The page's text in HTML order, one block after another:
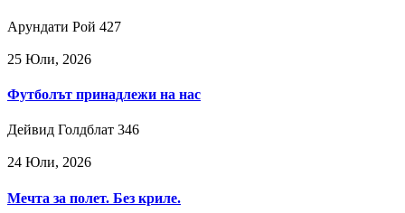
Арундати Рой 427
25 Юли, 2026
Футболът принадлежи на нас
Дейвид Голдблат 346
24 Юли, 2026
Мечта за полет. Без криле.